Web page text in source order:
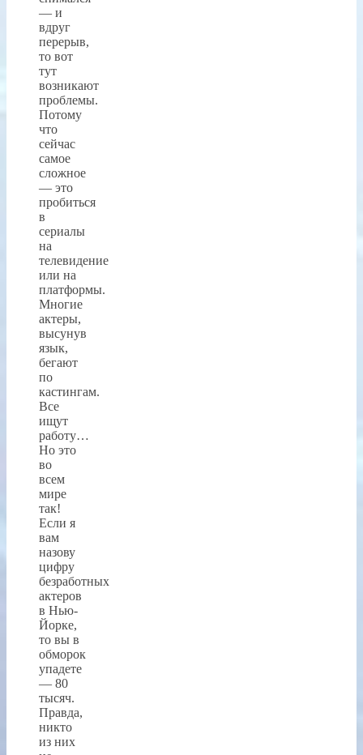
— и
вдруг
перерыв,
то вот
тут
возникают
проблемы.
Потому
что
сейчас
самое
сложное
— это
пробиться
в
сериалы
на
телевидение
или на
платформы.
Многие
актеры,
высунув
язык,
бегают
по
кастингам.
Все
ищут
работу…
Но это
во
всем
мире
так!
Если я
вам
назову
цифру
безработных
актеров
в Нью-
Йорке,
то вы в
обморок
упадете
— 80
тысяч.
Правда,
никто
из них